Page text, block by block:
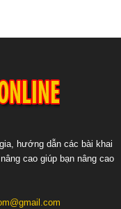
hướng dẫn các bài khai
cao giúp bạn nâng cao